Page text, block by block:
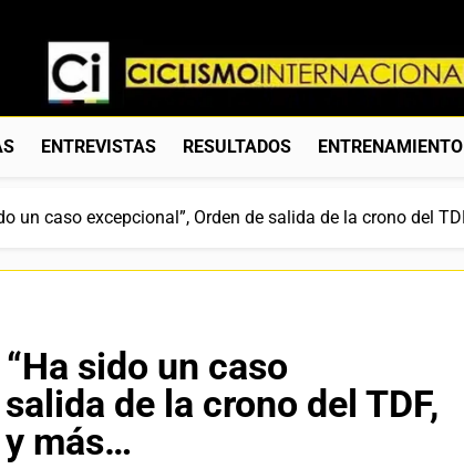
Ciclismo
Web Dedicada Al Ciclismo Mundial. Entrevistas,
ENTREVISTAS RESULTADOS ENTRENAMIENTO
un caso excepcional”, Orden de salida de la crono del
sido un caso
de la crono del TDF,
y más…